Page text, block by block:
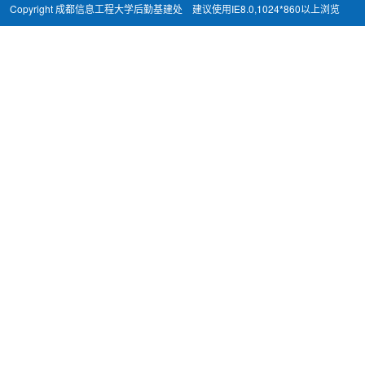
Copyright 成都信息工程大学后勤基建处 建议使用IE8.0,1024*860以上浏览